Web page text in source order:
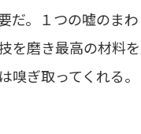
。１つの嘘のま
磨き最高の材料を
ぎ取ってくれる。